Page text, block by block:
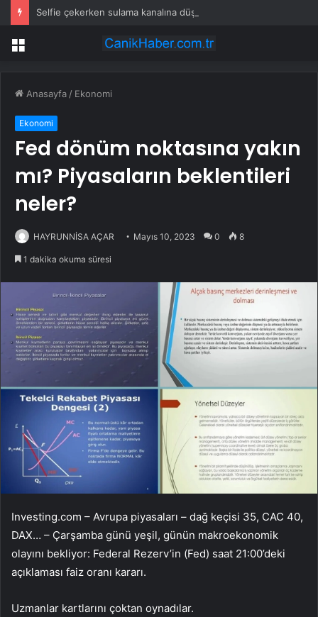
Selfie çekerken sulama kanalına düştü
Menü
Anasayfa / Ekonomi
Ekonomi
Fed dönüm noktasına yakın
mı? Piyasaların beklentileri
neler?
HAYRUNNİSA AÇAR Mayıs 10, 2023 0 8
1 dakika okuma süresi
Investing.com – Avrupa piyasaları – dağ keçisi 35, CAC 40,
DAX… – Çarşamba günü yeşil, günün makroekonomik
olayını bekliyor: Federal Rezerv’in (Fed) saat 21:00’deki
açıklaması faiz oranı kararı.
Uzmanlar kartlarını çoktan oynadılar.